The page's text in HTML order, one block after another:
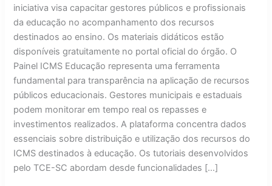
iniciativa visa capacitar gestores públicos e profissionais
da educação no acompanhamento dos recursos
destinados ao ensino. Os materiais didáticos estão
disponíveis gratuitamente no portal oficial do órgão. O
Painel ICMS Educação representa uma ferramenta
fundamental para transparência na aplicação de recursos
públicos educacionais. Gestores municipais e estaduais
podem monitorar em tempo real os repasses e
investimentos realizados. A plataforma concentra dados
essenciais sobre distribuição e utilização dos recursos do
ICMS destinados à educação. Os tutoriais desenvolvidos
pelo TCE-SC abordam desde funcionalidades […]